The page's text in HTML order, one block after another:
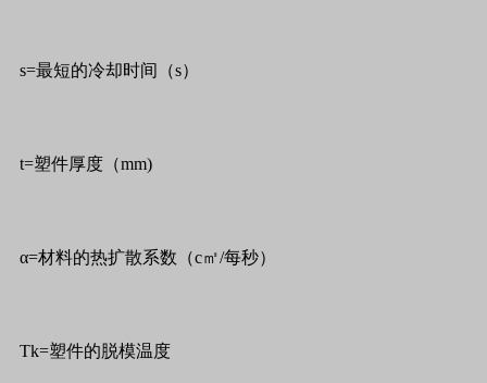
s=最短的冷却时间（s）
t=塑件厚度（mm)
α=材料的热扩散系数（c㎡/每秒）
Tk=塑件的脱模温度